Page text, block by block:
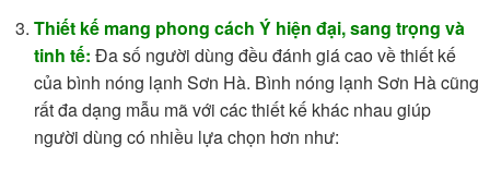
Thiết kế mang phong cách Ý hiện đại, sang trọng và
tinh tế: Đa số người dùng đều đánh giá cao về thiết kế
của bình nóng lạnh Sơn Hà. Bình nóng lạnh Sơn Hà cũng
rất đa dạng mẫu mã với các thiết kế khác nhau giúp
người dùng có nhiều lựa chọn hơn như: